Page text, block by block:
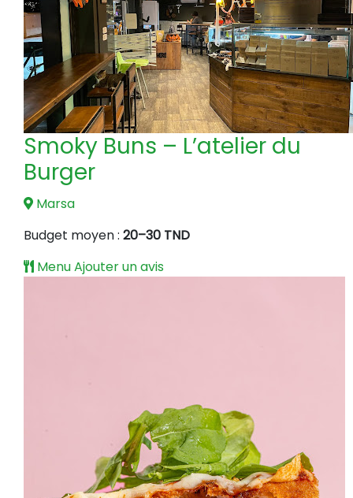
Smoky Buns – L’atelier du
Burger
Marsa
Budget moyen : 20–30 TND
MenuAjouter un avis